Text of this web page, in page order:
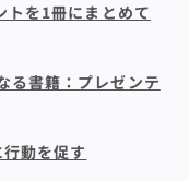
トを1冊にまとめて
る書籍：プレゼンテ
動を促す